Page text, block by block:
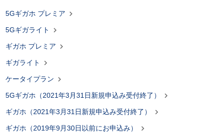
5Gギガホ プレミア 
5Gギガライト 
ギガホ プレミア 
ギガライト 
ケータイプラン 
5Gギガホ（2021年3月31日新規申込み受付終了） 
ギガホ（2021年3月31日新規申込み受付終了） 
ギガホ（2019年9月30日以前にお申込み） 